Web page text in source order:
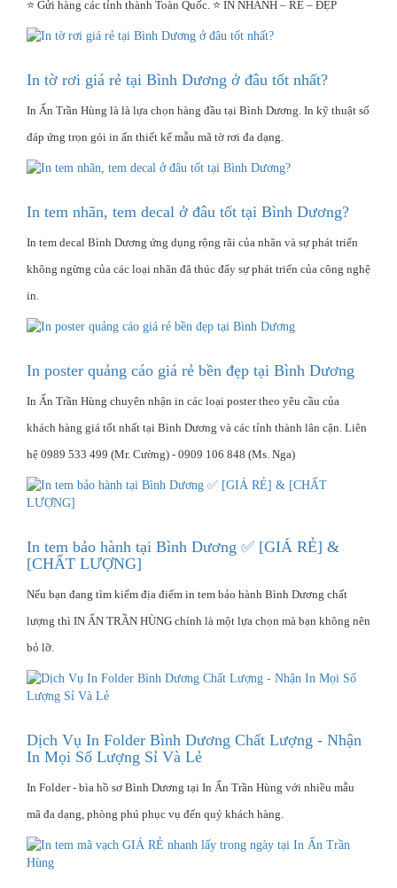
⭐ Gửi hàng các tỉnh thành Toàn Quốc. ⭐ IN NHANH – RẺ – ĐẸP
In tờ rơi giá rẻ tại Bình Dương ở đâu tốt nhất?
In Ấn Trần Hùng là là lựa chọn hàng đầu tại Bình Dương. In kỹ thuật số
đáp ứng trọn gói in ấn thiết kế mẫu mã tờ rơi đa dạng.
In tem nhãn, tem decal ở đâu tốt tại Bình Dương?
In tem decal Bình Dương ứng dụng rộng rãi của nhãn và sự phát triển
không ngừng của các loại nhãn đã thúc đẩy sự phát triển của công nghệ
in.
In poster quảng cáo giá rẻ bền đẹp tại Bình Dương
In Ấn Trần Hùng chuyên nhận in các loại poster theo yêu cầu của
khách hàng giá tốt nhất tại Bình Dương và các tỉnh thành lân cận. Liên
hệ 0989 533 499 (Mr. Cường) - 0909 106 848 (Ms. Nga)
In tem bảo hành tại Bình Dương ✅ [GIÁ RẺ] &
[CHẤT LƯỢNG]
Nếu bạn đang tìm kiếm địa điểm in tem bảo hành Bình Dương chất
lượng thì IN ẤN TRẦN HÙNG chính là một lựa chọn mà bạn không nên
bỏ lỡ.
Dịch Vụ In Folder Bình Dương Chất Lượng - Nhận
In Mọi Số Lượng Sỉ Và Lẻ
In Folder - bìa hồ sơ Bình Dương tại In Ấn Trần Hùng với nhiều mẫu
mã đa dạng, phòng phú phục vụ đến quý khách hàng.